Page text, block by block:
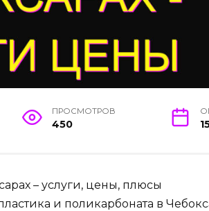
ПРОСМОТРОВ
450
– услуги, цены, плюсы
и поликарбоната в